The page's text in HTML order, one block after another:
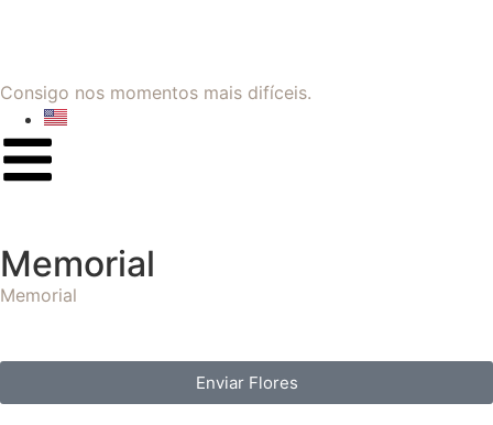
Consigo nos momentos mais difíceis.
Memorial
Memorial
Enviar Flores